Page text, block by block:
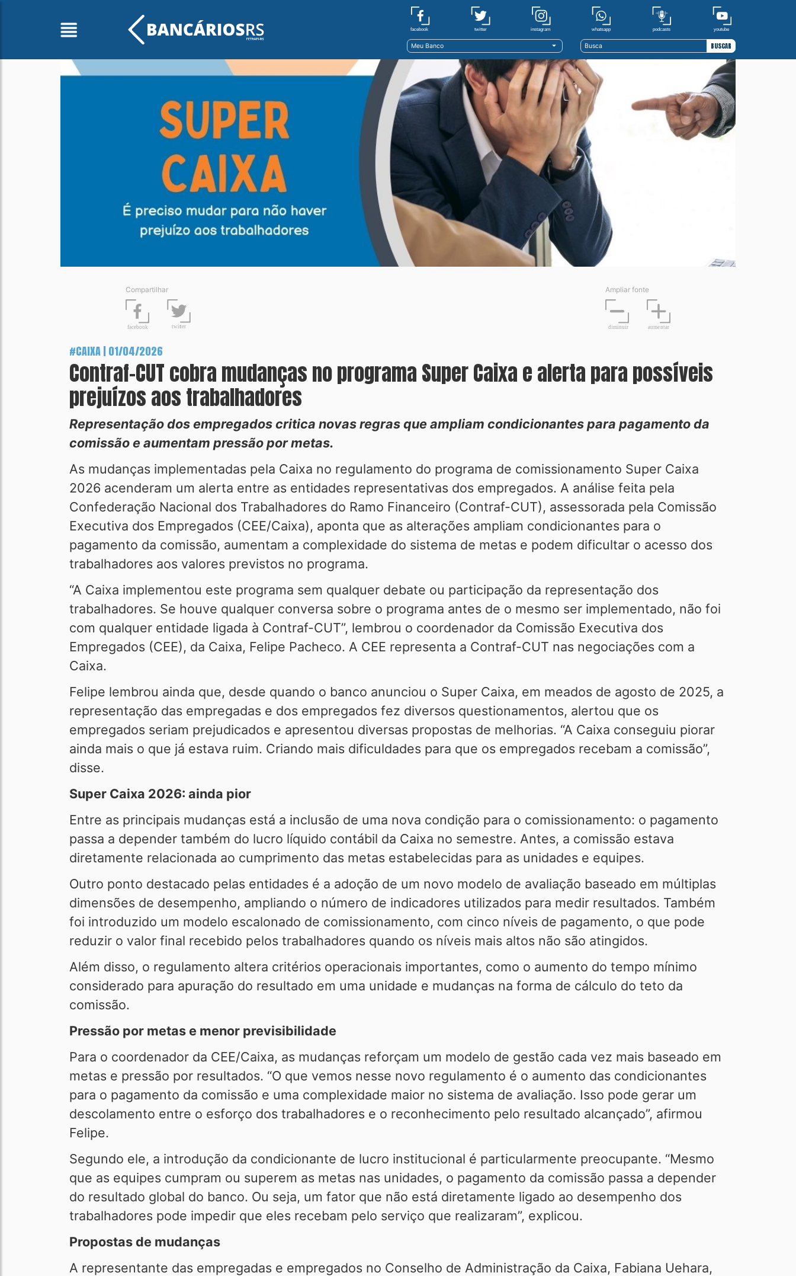
facebook twitter instagram whatsapp podcasts youtube
Meu Banco BUSCAR
Compartilhar
facebook twitter
Ampliar fonte
diminuir aumentar
#CAIXA | 01/04/2026
Contraf-CUT cobra mudanças no programa Super Caixa e alerta para possíveis
prejuízos aos trabalhadores
Representação dos empregados critica novas regras que ampliam condicionantes para pagamento da
comissão e aumentam pressão por metas.
As mudanças implementadas pela Caixa no regulamento do programa de comissionamento Super Caixa
2026 acenderam um alerta entre as entidades representativas dos empregados. A análise feita pela
Confederação Nacional dos Trabalhadores do Ramo Financeiro (Contraf-CUT), assessorada pela Comissão
Executiva dos Empregados (CEE/Caixa), aponta que as alterações ampliam condicionantes para o
pagamento da comissão, aumentam a complexidade do sistema de metas e podem dificultar o acesso dos
trabalhadores aos valores previstos no programa.
“A Caixa implementou este programa sem qualquer debate ou participação da representação dos
trabalhadores. Se houve qualquer conversa sobre o programa antes de o mesmo ser implementado, não foi
com qualquer entidade ligada à Contraf-CUT”, lembrou o coordenador da Comissão Executiva dos
Empregados (CEE), da Caixa, Felipe Pacheco. A CEE representa a Contraf-CUT nas negociações com a
Caixa.
Felipe lembrou ainda que, desde quando o banco anunciou o Super Caixa, em meados de agosto de 2025, a
representação das empregadas e dos empregados fez diversos questionamentos, alertou que os
empregados seriam prejudicados e apresentou diversas propostas de melhorias. “A Caixa conseguiu piorar
ainda mais o que já estava ruim. Criando mais dificuldades para que os empregados recebam a comissão”,
disse.
Super Caixa 2026: ainda pior
Entre as principais mudanças está a inclusão de uma nova condição para o comissionamento: o pagamento
passa a depender também do lucro líquido contábil da Caixa no semestre. Antes, a comissão estava
diretamente relacionada ao cumprimento das metas estabelecidas para as unidades e equipes.
Outro ponto destacado pelas entidades é a adoção de um novo modelo de avaliação baseado em múltiplas
dimensões de desempenho, ampliando o número de indicadores utilizados para medir resultados. Também
foi introduzido um modelo escalonado de comissionamento, com cinco níveis de pagamento, o que pode
reduzir o valor final recebido pelos trabalhadores quando os níveis mais altos não são atingidos.
Além disso, o regulamento altera critérios operacionais importantes, como o aumento do tempo mínimo
considerado para apuração do resultado em uma unidade e mudanças na forma de cálculo do teto da
comissão.
Pressão por metas e menor previsibilidade
Para o coordenador da CEE/Caixa, as mudanças reforçam um modelo de gestão cada vez mais baseado em
metas e pressão por resultados. “O que vemos nesse novo regulamento é o aumento das condicionantes
para o pagamento da comissão e uma complexidade maior no sistema de avaliação. Isso pode gerar um
descolamento entre o esforço dos trabalhadores e o reconhecimento pelo resultado alcançado”, afirmou
Felipe.
Segundo ele, a introdução da condicionante de lucro institucional é particularmente preocupante. “Mesmo
que as equipes cumpram ou superem as metas nas unidades, o pagamento da comissão passa a depender
do resultado global do banco. Ou seja, um fator que não está diretamente ligado ao desempenho dos
trabalhadores pode impedir que eles recebam pelo serviço que realizaram”, explicou.
Propostas de mudanças
A representante das empregadas e empregados no Conselho de Administração da Caixa, Fabiana Uehara,